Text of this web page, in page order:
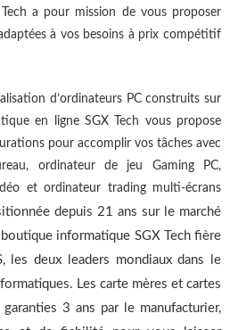
a pour mission de vous proposer
à vos besoins à prix compétitif
d’ordinateurs PC construits sur
en ligne SGX Tech vous propose
pour accomplir vos tâches avec
ordinateur de jeu Gaming PC,
et ordinateur trading multi-écrans
depuis 21 ans sur le marché
informatique SGX Tech fière
les deux leaders mondiaux dans le
Les carte mères et cartes
3 ans par le manufacturier,